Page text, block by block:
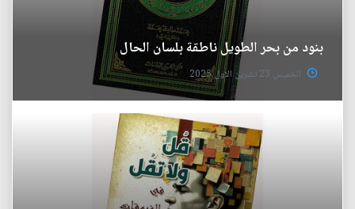
بنود من بحر الطويل ناطقة بلسان الحال
الخميس 23 تشرين الاول 2025